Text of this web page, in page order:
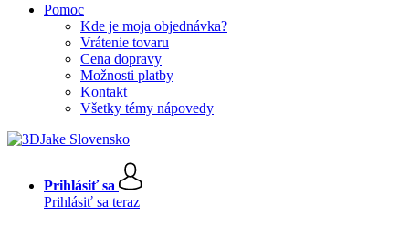
Pomoc
Kde je moja objednávka?
Vrátenie tovaru
Cena dopravy
Možnosti platby
Kontakt
Všetky témy nápovedy
Prihlásiť sa
Prihlásiť sa teraz